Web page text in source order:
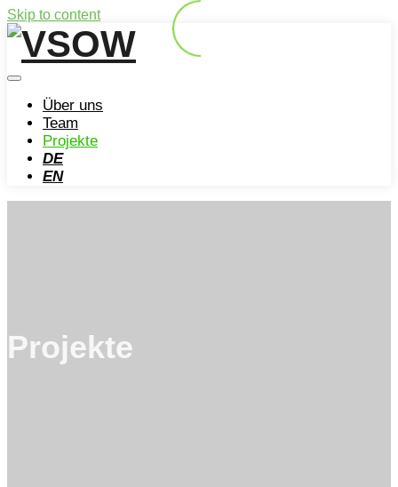
Skip to content
Über uns
Team
Projekte
DE
EN
Projekte